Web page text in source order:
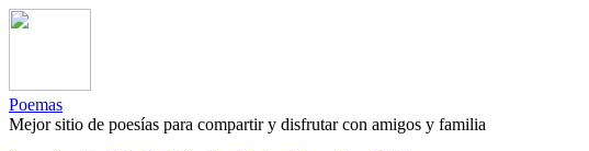
Poemas
Mejor sitio de poesías para compartir y disfrutar con amigos y familia